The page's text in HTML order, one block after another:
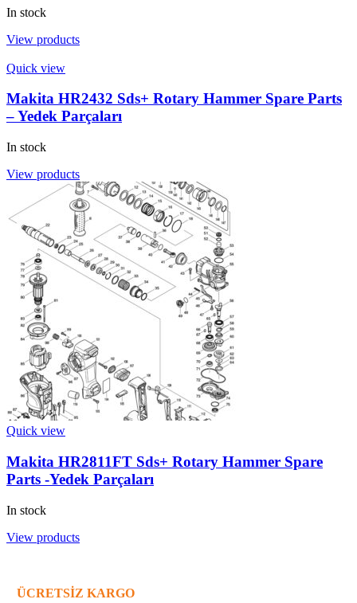
In stock
View products
Quick view
Makita HR2432 Sds+ Rotary Hammer Spare Parts
– Yedek Parçaları
In stock
View products
Quick view
Makita HR2811FT Sds+ Rotary Hammer Spare
Parts -Yedek Parçaları
In stock
View products
ÜCRETSİZ KARGO